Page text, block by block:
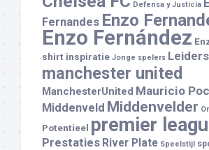
Defensa y Justicia
Fernandes Enzo
Enzo Fernández
shirt inspiratie Jonge spelers
manchester united
ManchesterUnited Mauricio
Middenveld Middenvelder
Potentieel premier
Prestaties River Plate Speelstijl